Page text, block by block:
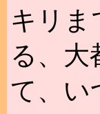
キリま
る、大
て、い